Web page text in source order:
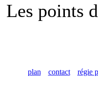
Les points
plan contact régie